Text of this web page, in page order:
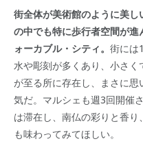
街全体が美術館のように美
の中でも特に歩行者空間が
ォーカブル・シティ。 街には
水や彫刻が多くあり、小さ
が至る所に存在し、まさに
気だ。マルシェも週3回開催
は滞在し、南仏の彩りと香
も味わってみてほしい。